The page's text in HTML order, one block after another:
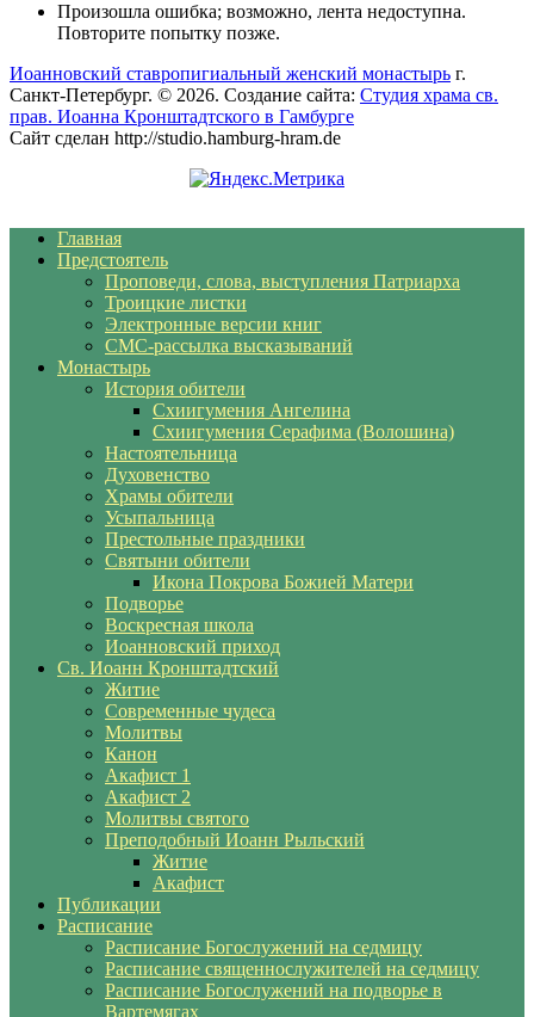
Произошла ошибка; возможно, лента недоступна.
Повторите попытку позже.
Иоанновский ставропигиальный женский монастырь г.
Санкт-Петербург. © 2026. Создание сайта: Студия храма св.
прав. Иоанна Кронштадтского в Гамбурге
Сайт сделан http://studio.hamburg-hram.de
Главная
Предстоятель
Проповеди, слова, выступления Патриарха
Троицкие листки
Электронные версии книг
СМС-рассылка высказываний
Монастырь
История обители
Схиигумения Ангелина
Схиигумения Серафима (Волошина)
Настоятельница
Духовенство
Храмы обители
Усыпальница
Престольные праздники
Святыни обители
Икона Покрова Божией Матери
Подворье
Воскресная школа
Иоанновский приход
Св. Иоанн Кронштадтский
Житие
Современные чудеса
Молитвы
Канон
Акафист 1
Акафист 2
Молитвы святого
Преподобный Иоанн Рыльский
Житие
Акафист
Публикации
Расписание
Расписание Богослужений на седмицу
Расписание священнослужителей на седмицу
Расписание Богослужений на подворье в
Вартемягах